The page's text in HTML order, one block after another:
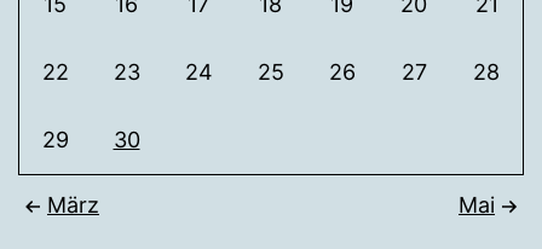
22 23 24 25 26 27 28
29 30
März Mai